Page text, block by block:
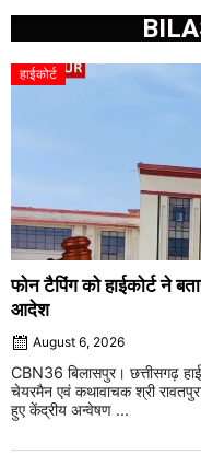
हाईकोर्ट
फोन टैपिंग को हाईकोर्ट ने
आदेश
August 6, 2026
CBN36 बिलासपुर। छत्तीसगढ़
चेयरमैन एवं कथावाचक श्री
हुए केंद्रीय अन्वेषण ...